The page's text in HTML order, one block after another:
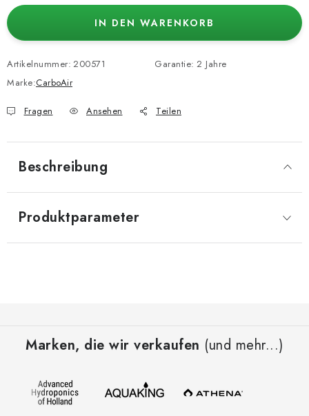
IN DEN WARENKORB
Artikelnummer: 200571
Marke:CarboAir
Garantie: 2 Jahre
Fragen Ansehen Teilen
Beschreibung
Produktparameter
Marken, die wir verkaufen (und mehr...)